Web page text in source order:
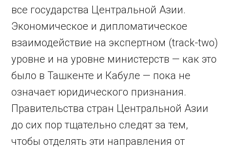
все государства Центральной Азии.
Экономическое и дипломатическое
взаимодействие на экспертном (track-two)
уровне и на уровне министерств — как это
было в Ташкенте и Кабуле — пока не
означает юридического признания.
Правительства стран Центральной Азии
до сих пор тщательно следят за тем,
чтобы отделять эти направления от